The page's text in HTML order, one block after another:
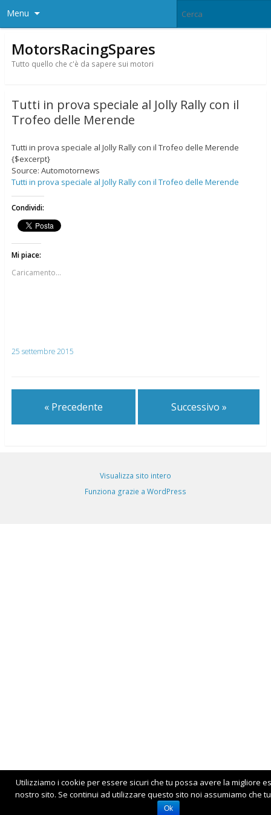
Menu
MotorsRacingSpares
Tutto quello che c'è da sapere sui motori
Tutti in prova speciale al Jolly Rally con il
Trofeo delle Merende
Tutti in prova speciale al Jolly Rally con il Trofeo delle Merende
{$excerpt}
Source: Automotornews
Tutti in prova speciale al Jolly Rally con il Trofeo delle Merende
Condividi:
Mi piace:
Caricamento...
25 settembre 2015
« Precedente Successivo »
Visualizza sito intero
Funziona grazie a WordPress
Utilizziamo i cookie per essere sicuri che tu possa avere la migliore
nostro sito. Se continui ad utilizzare questo sito noi assumiamo che
Ok